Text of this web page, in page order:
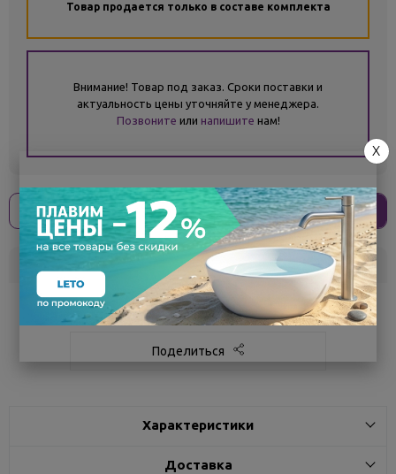
Товар продается только в составе комплекта
Внимание! Товар под заказ. Сроки поставки и
актуальность цены уточняйте у менеджера.
Позвоните или напишите нам!
Оплати без переплат 4 733 ₽x 4 платежа
Кол-во Срок поставки
Белгород под заказ 7 - 14 дней
Поделиться
Характеристики
Доставка
X